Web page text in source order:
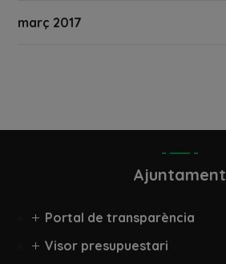
març 2017
Ajuntament
Portal de transparència
Visor presupuestari